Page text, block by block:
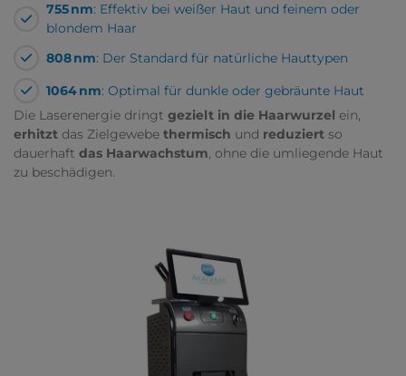
755 nm: Effektiv bei weißer Haut und feinem oder
blondem Haar
808 nm: Der Standard für natürliche Hauttypen
1064 nm: Optimal für dunkle oder gebräunte Haut
Die Laserenergie dringt gezielt in die Haarwurzel ein,
erhitzt das Zielgewebe thermisch und reduziert so
dauerhaft das Haarwachstum, ohne die umliegende Haut
zu beschädigen.